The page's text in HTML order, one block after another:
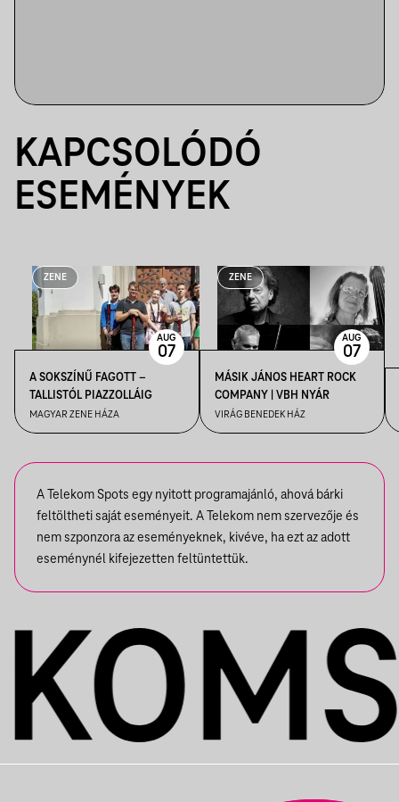
KAPCSOLÓDÓ
ESEMÉNYEK
ZENE
A SOKSZÍNŰ FAGOTT –
TALLISTÓL PIAZZOLLÁIG
MAGYAR ZENE HÁZA
AUG
07
ZENE
MÁSIK JÁNOS HEART ROCK
COMPANY | VBH NYÁR
VIRÁG BENEDEK HÁZ
AUG
07
A Telekom Spots egy nyitott programajánló, ahová bárki
feltöltheti saját eseményeit. A Telekom nem szervezője és
nem szponzora az eseményeknek, kivéve, ha ezt az adott
eseménynél kifejezetten feltüntettük.